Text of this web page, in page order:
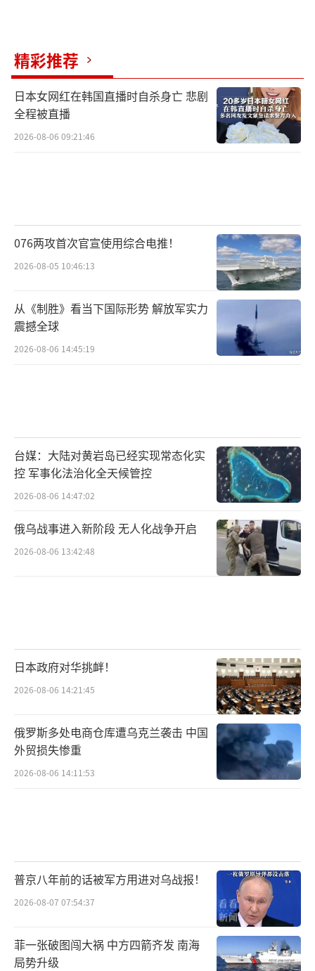
精彩推荐
日本女网红在韩国直播时自杀身亡 悲剧
全程被直播
2026-08-06 09:21:46
076两攻首次官宣使用综合电推！
2026-08-05 10:46:13
从《制胜》看当下国际形势 解放军实力
震撼全球
2026-08-06 14:45:19
台媒：大陆对黄岩岛已经实现常态化实
控 军事化法治化全天候管控
2026-08-06 14:47:02
俄乌战事进入新阶段 无人化战争开启
2026-08-06 13:42:48
日本政府对华挑衅！
2026-08-06 14:21:45
俄罗斯多处电商仓库遭乌克兰袭击 中国
外贸损失惨重
2026-08-06 14:11:53
普京八年前的话被军方用进对乌战报！
2026-08-07 07:54:37
菲一张破图闯大祸 中方四箭齐发 南海
局势升级